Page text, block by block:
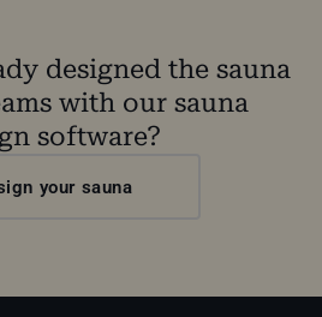
designed the sauna
with our sauna
software?
your sauna